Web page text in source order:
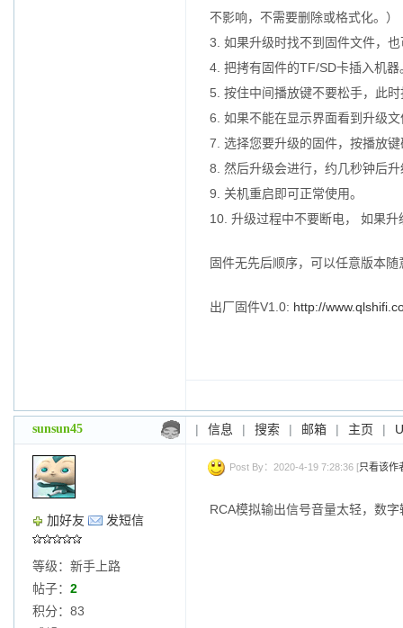
不影响，不需要删除或格式化。）
3. 如果升级时找不到固件文件，
4. 把拷有固件的TF/SD卡插入机器
5. 按住中间播放键不要松手，此
6. 如果不能在显示界面看到升级
7. 选择您要升级的固件，按播放
8. 然后升级会进行，约几秒钟后
9. 关机重启即可正常使用。
10. 升级过程中不要断电， 如果
固件无先后顺序，可以任意版本
出厂固件V1.0: http://
sunsun45 | 信息 | 搜索 | 邮箱 | 主页 |
加好友 发短信
等级：新手上路
帖子： 2
积分：83
Post By：2020-4-19 7:28:36 [只看该作
RCA模拟输出信号音量太轻，数字